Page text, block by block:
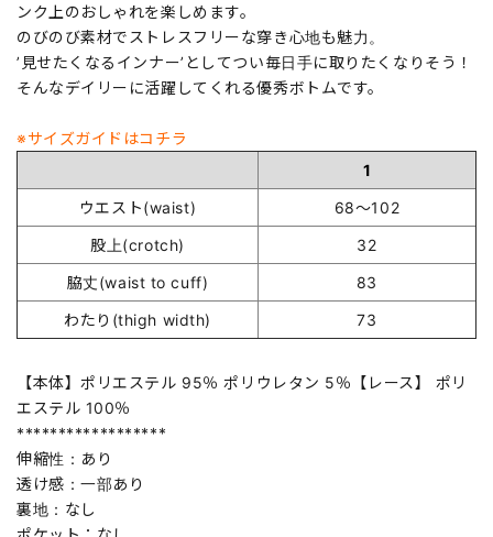
ンク上のおしゃれを楽しめます。
のびのび素材でストレスフリーな穿き心地も魅力。
’見せたくなるインナー’としてつい毎日手に取りたくなりそう！
そんなデイリーに活躍してくれる優秀ボトムです。
※サイズガイドはコチラ
1
ウエスト(waist)
68～102
股上(crotch)
32
脇丈(waist to cuff)
83
わたり(thigh width)
73
【本体】ポリエステル 95％ ポリウレタン 5％【レース】 ポリ
エステル 100％
******************
伸縮性：あり
透け感：一部あり
裏地：なし